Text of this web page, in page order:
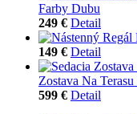
Farby Dubu
249 € Detail
149 € Detail
Zostava Na
599 € Detail